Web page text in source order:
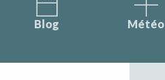
Blog Météo